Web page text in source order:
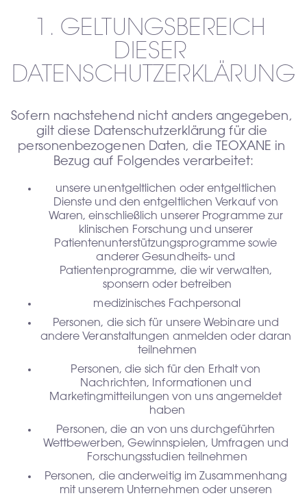
1. GELTUNGSBEREICH
DIESER
DATENSCHUTZERKLÄRUNG
Sofern nachstehend nicht anders angegeben,
gilt diese Datenschutzerklärung für die
personenbezogenen Daten, die TEOXANE in
Bezug auf Folgendes verarbeitet:
unsere unentgeltlichen oder entgeltlichen
Dienste und den entgeltlichen Verkauf von
Waren, einschließlich unserer Programme zur
klinischen Forschung und unserer
Patientenunterstützungsprogramme sowie
anderer Gesundheits- und
Patientenprogramme, die wir verwalten,
sponsern oder betreiben
medizinisches Fachpersonal
Personen, die sich für unsere Webinare und
andere Veranstaltungen anmelden oder daran
teilnehmen
Personen, die sich für den Erhalt von
Nachrichten, Informationen und
Marketingmitteilungen von uns angemeldet
haben
Personen, die an von uns durchgeführten
Wettbewerben, Gewinnspielen, Umfragen und
Forschungsstudien teilnehmen
Personen, die anderweitig im Zusammenhang
mit unserem Unternehmen oder unseren